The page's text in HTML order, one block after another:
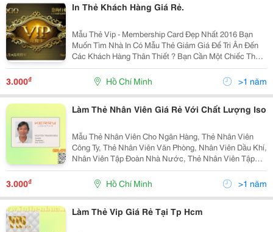
In Thẻ Khách Hàng Giá Rẻ.
Mẫu Thẻ Vip - Membership Card Đẹp Nhất 2016 Bạn
Muốn Tìm Nhà In Có Mẫu Thẻ Giảm Giá Để Tri Ân Đến
Các Khách Hàng Thân Thiết ? Bạn Cần Một Chiếc Thẻ
Hiện Đại Và Sang Trọng? Hay Bạn Đang Tìm Mẫu
Membership Card Với Phong Cách Sang
3.000₫ Hồ Chí Minh >1 năm
Làm Thẻ Nhân Viên Giá Rẻ Với Chất Lượng Iso
Mẫu Thẻ Nhân Viên Cho Ngân Hàng, Thẻ Nhân Viên
Công Ty, Thẻ Nhân Viên Văn Phòng, Nhân Viên Dầu Khí,
Nhân Viên Tập Đoàn Nhà Nước, Thẻ Nhân Viên Tập
Đoàn Điện Lực Tp Hcm... Xưởng In Thẻ Nhựa Hàng
Đầu Vn. Chuyên Sản Xuất &Amp; In Ấn Các Loại Thẻ
3.000₫ Hồ Chí Minh >1 năm
Làm Thẻ Vip Giá Rẻ Tại Tp Hcm